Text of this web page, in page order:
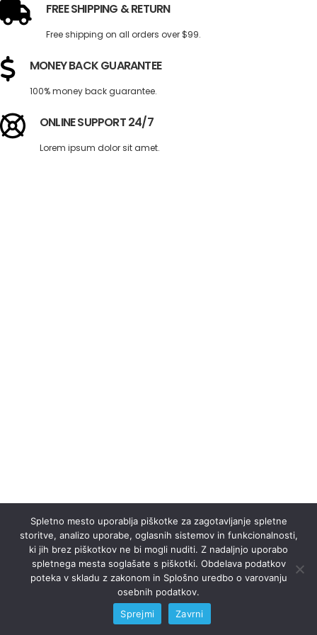
FREE SHIPPING & RETURN
Free shipping on all orders over $99.
MONEY BACK GUARANTEE
100% money back guarantee.
ONLINE SUPPORT 24/7
Lorem ipsum dolor sit amet.
Spletno mesto uporablja piškotke za zagotavljanje spletne
storitve, analizo uporabe, oglasnih sistemov in funkcionalnosti,
ki jih brez piškotkov ne bi mogli nuditi. Z nadaljnjo uporabo
spletnega mesta soglašate s piškotki. Obdelava podatkov
poteka v skladu z zakonom in Splošno uredbo o varovanju
osebnih podatkov.
Sprejmi
Zavrni